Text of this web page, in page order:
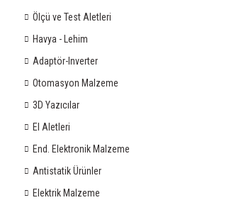
Ölçü ve Test Aletleri
Havya - Lehim
Adaptör-Inverter
Otomasyon Malzeme
3D Yazıcılar
El Aletleri
End. Elektronik Malzeme
Antistatik Ürünler
Elektrik Malzeme